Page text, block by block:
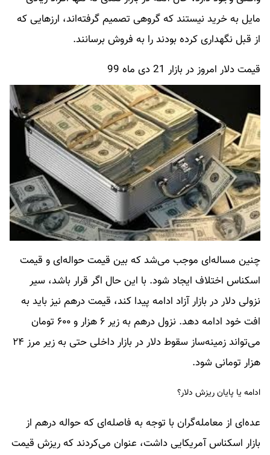
مایل به خرید نیستند که گروهی تصمیم گرفته‌اند، ارزهایی که
از قبل نگهداری کرده بودند را به فروش برسانند.
قیمت دلار امروز در بازار 21 دی ماه 99
چنین مساله‌ای موجب می‌شد که بین قیمت حواله‌ای و قیمت
اسکناس اختلاف ایجاد شود. با این حال اگر قرار باشد، سیر
نزولی دلار در بازار آزاد ادامه پیدا کند، قیمت درهم نیز باید به
افت خود ادامه دهد. نزول درهم به زیر ۶ هزار و ۶۰۰ تومان
می‌تواند زمینه‌ساز سقوط دلار در بازار داخلی حتی به زیر مرز ۲۴
هزار تومانی شود.
ادامه یا پایان ریزش دلار؟
عده‌ای از معامله‌گران با توجه به فاصله‌ای که حواله درهم از
بازار اسکناس آمریکایی داشت،‌ عنوان می‌کردند که ریزش قیمت